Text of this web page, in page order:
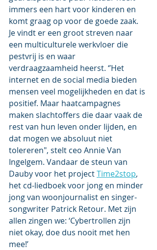
immers een hart voor kinderen en
komt graag op voor de goede zaak.
Je vindt er een groot streven naar
een multiculturele werkvloer die
pestvrij is en waar
verdraagzaamheid heerst. ‘’Het
internet en de social media bieden
mensen veel mogelijkheden en dat is
positief. Maar haatcampagnes
maken slachtoffers die daar vaak de
rest van hun leven onder lijden, en
dat mogen we absoluut niet
tolereren", stelt ceo Annie Van
Ingelgem. Vandaar de steun van
Dauby voor het project Time2stop,
het cd-liedboek voor jong en minder
jong van woonjournalist en singer-
songwriter Patrick Retour. Met zijn
allen zingen we: ‘Cybertrollen zijn
niet okay, doe dus nooit met hen
mee!’